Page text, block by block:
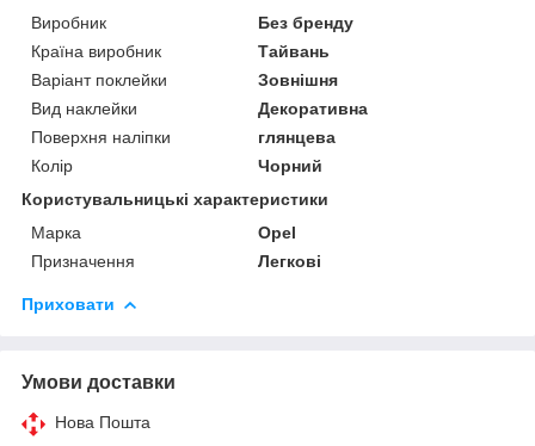
Виробник
Без бренду
Країна виробник
Тайвань
Варіант поклейки
Зовнішня
Вид наклейки
Декоративна
Поверхня наліпки
глянцева
Колір
Чорний
Користувальницькі характеристики
Марка
Opel
Призначення
Легкові
Приховати
Умови доставки
Нова Пошта